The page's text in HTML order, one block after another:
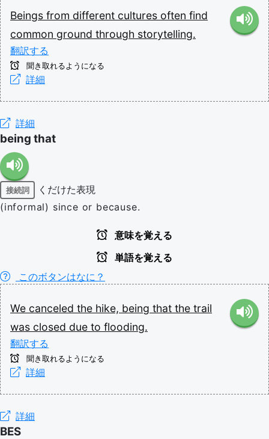
Beings from different cultures often find
common ground through storytelling.
翻訳する
聞き取れるようになる
詳細
詳細
being that
接続詞
くだけた表現
(informal) since or because.
意味を覚える
単語を覚える
このボタンはなに？
We canceled the hike, being that the trail
was closed due to flooding.
翻訳する
聞き取れるようになる
詳細
詳細
BES